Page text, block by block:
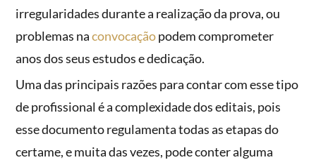
irregularidades durante a realização da prova, ou
problemas naconvocaçãopodem comprometer
anos dos seus estudos e dedicação.
Uma das principais razões para contar com esse tipo
de profissional é a complexidade dos editais, pois
esse documento regulamenta todas as etapas do
certame, e muita das vezes, pode conter alguma